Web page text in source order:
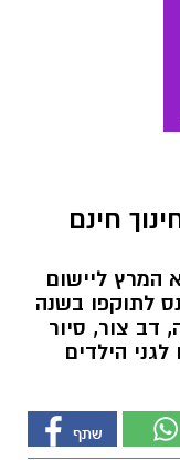
חינם
המרץ ליישום
לגילאי 3-4, שיכנס לתוקפו בשנה
דב צור, סיור
הילדים